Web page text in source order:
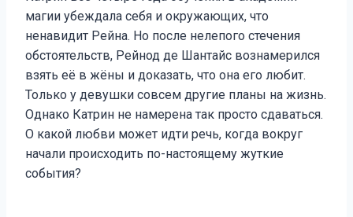
магии убеждала себя и окружающих, что
ненавидит Рейна. Но после нелепого стечения
обстоятельств, Рейнод де Шантайс вознамерился
взять её в жёны и доказать, что она его любит.
Только у девушки совсем другие планы на жизнь.
Однако Катрин не намерена так просто сдаваться.
О какой любви может идти речь, когда вокруг
начали происходить по-настоящему жуткие
события?